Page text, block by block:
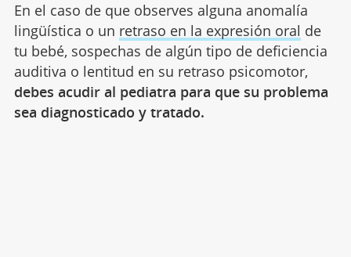
En el caso de que observes alguna anomalía
lingüística o un retraso en la expresión oral de
tu bebé, sospechas de algún tipo de deficiencia
auditiva o lentitud en su retraso psicomotor,
debes acudir al pediatra para que su problema
sea diagnosticado y tratado.